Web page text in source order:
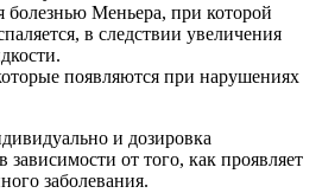
болезнью Меньера, при которой
в следствии увеличения
появляются при нарушениях
и дозировка
зависимости от того, как проявляет
заболевания.